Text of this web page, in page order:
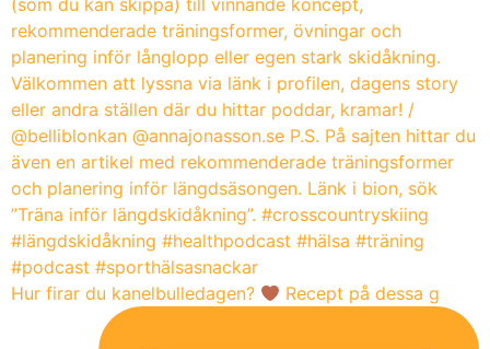
Hur firar du kanelbulledagen? Recept på dessa g